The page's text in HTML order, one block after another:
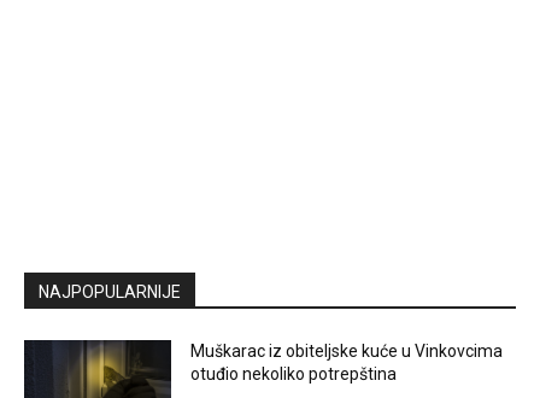
NAJPOPULARNIJE
Muškarac iz obiteljske kuće u Vinkovcima
otuđio nekoliko potrepština